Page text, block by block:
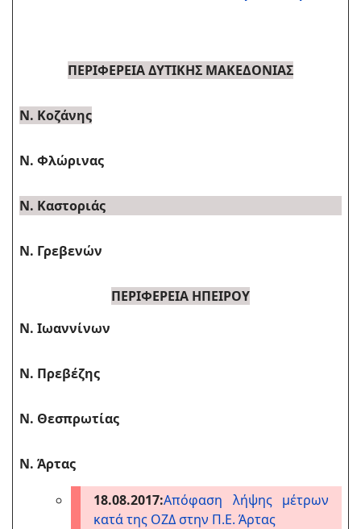
ΠΕΡΙΦΕΡΕΙΑ ΔΥΤΙΚΗΣ ΜΑΚΕΔΟΝΙΑΣ
Ν. Κοζάνης
Ν. Φλώρινας
Ν. Καστοριάς
Ν. Γρεβενών
ΠΕΡΙΦΕΡΕΙΑ ΗΠΕΙΡΟΥ
Ν. Ιωαννίνων
Ν. Πρεβέζης
Ν. Θεσπρωτίας
Ν. Άρτας
18.08.2017:Απόφαση λήψης μέτρων
κατά της ΟΖΔ στην Π.Ε. Άρτας